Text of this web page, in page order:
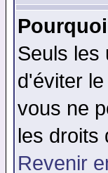
Seuls les
d'éviter
vous ne
les droits
Revenir